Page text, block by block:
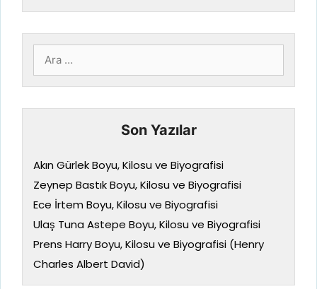
için
ara
Son Yazılar
Akın Gürlek Boyu, Kilosu ve Biyografisi
Zeynep Bastık Boyu, Kilosu ve Biyografisi
Ece İrtem Boyu, Kilosu ve Biyografisi
Ulaş Tuna Astepe Boyu, Kilosu ve Biyografisi
Prens Harry Boyu, Kilosu ve Biyografisi (Henry
Charles Albert David)